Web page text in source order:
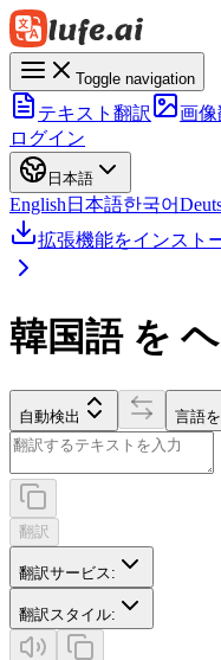
Toggle navigation
テキスト翻訳 画像
ログイン
日本語
English 日本語한국어
拡張機能をインスト
韓国語 を
自動検出 言語
翻訳
翻訳サービス :
翻訳スタイル: